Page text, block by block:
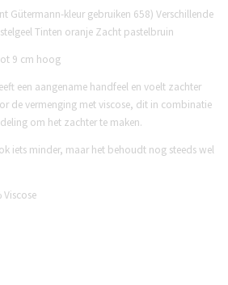
Gütermann-kleur gebruiken 658) Verschillende
Tinten oranje Zacht pastelbruin
9 cm hoog
een aangename handfeel en voelt zachter
de vermenging met viscose, dit in combinatie
om het zachter te maken.
iets minder, maar het behoudt nog steeds wel
Viscose